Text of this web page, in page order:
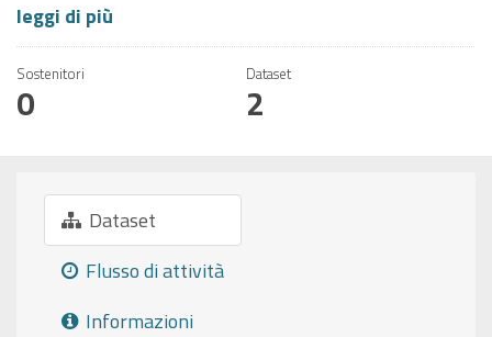
leggi di più
Sostenitori
0
Dataset
2
Dataset
Flusso di attività
Informazioni